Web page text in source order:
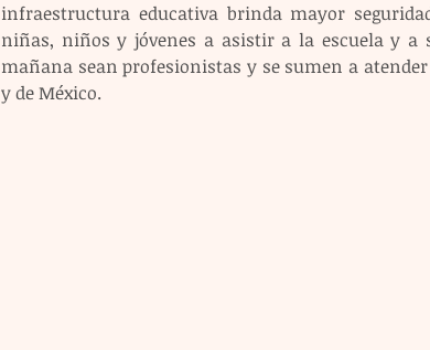
infraestructura educativa brinda mayor
niñas, niños y jóvenes a asistir a la escuela y a
mañana sean profesionistas y se sumen a atender
y de México.